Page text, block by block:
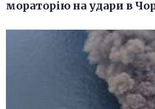
мораторію на удари в